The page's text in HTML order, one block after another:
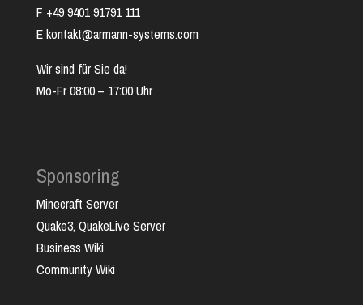
F +49 9401 91791 111
E kontakt@armann-systems.com
Wir sind für Sie da!
Mo-Fr 08:00 – 17:00 Uhr
Sponsoring
Minecraft Server
Quake3, QuakeLive Server
Business Wiki
Community Wiki